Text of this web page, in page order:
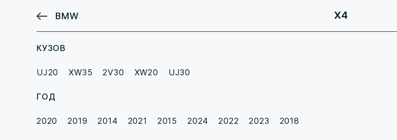
BMW X4
КУЗОВ
UJ20 XW35 2V30 XW20 UJ30
ГОД
2020 2019 2014 2021 2015 2024 2022 2023 2018